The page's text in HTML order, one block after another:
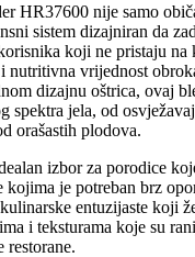
HR37600 nije samo
sistem dizajniran da
koji ne pristaju na
nutritivna vrijednost
dizajnu oštrica, ovaj
spektra jela, od
orašastih plodova.
izbor za porodice
kojima je potreban brz
entuzijaste koji
i teksturama koje su
restorane.